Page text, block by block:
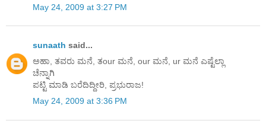
May 24, 2009 at 3:27 PM
sunaath said...
ಅಹಾ, ತವರು ಮನೆ, ತour ಮನೆ, our ಮನೆ, ur ಮನೆ ಎಷ್ಟೆಲ್ಲಾ
ಚೆನ್ನಾಗಿ
ಪಟ್ಟಿ ಮಾಡಿ ಬರೆದಿದ್ದೀರಿ, ಪ್ರಭುರಾಜ!
May 24, 2009 at 3:36 PM